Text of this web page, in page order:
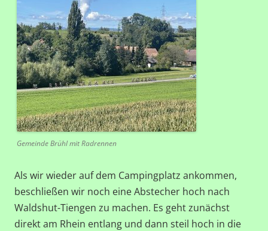
Gemeinde Brühl mit Radrennen
Als wir wieder auf dem Campingplatz ankommen,
beschließen wir noch eine Abstecher hoch nach
Waldshut-Tiengen zu machen. Es geht zunächst
direkt am Rhein entlang und dann steil hoch in die